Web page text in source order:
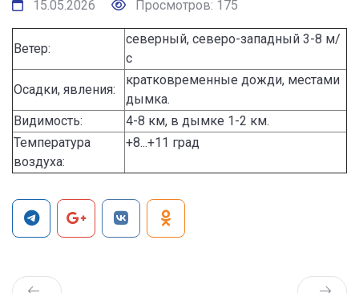
15.05.2026 Просмотров: 175
Ветер:
северный, северо-западный 3-8 м/
с
Осадки, явления:
кратковременные дожди, местами
дымка.
Видимость:
4-8 км, в дымке 1-2 км.
Температура
воздуха:
+8...+11 град